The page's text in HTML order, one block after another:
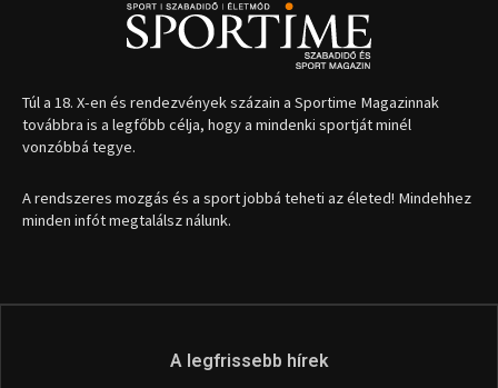
1035 Budapest, Miklós u. 7.
+36 30 471 1373